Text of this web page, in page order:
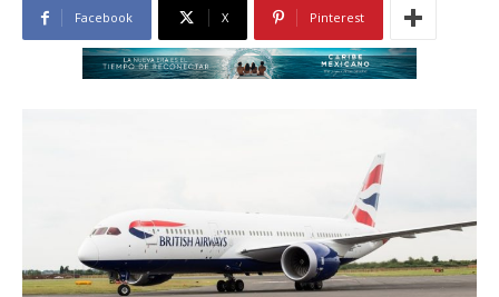
Facebook X Pinterest